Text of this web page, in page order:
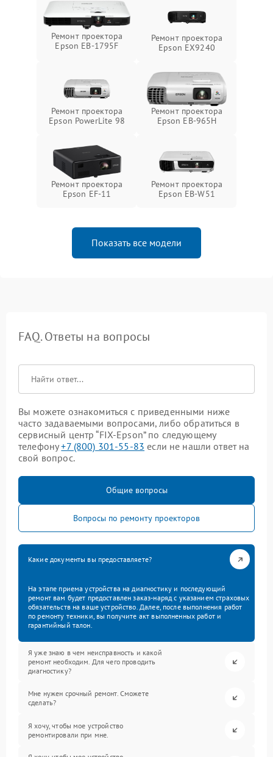
Ремонт проектора
Epson EB-1795F
Ремонт проектора
Epson EX9240
Ремонт проектора
Epson PowerLite 98
Ремонт проектора
Epson EB-965H
Ремонт проектора
Epson EF-11
Ремонт проектора
Epson EB-W51
Показать все модели
FAQ. Ответы на вопросы
Вы можете ознакомиться с приведенными ниже
часто задаваемыми вопросами, либо обратиться в
сервисный центр “FIX-Epson” по следующему
телефону+7 (800) 301-55-83 если не нашли ответ на
свой вопрос.
Общие вопросы
Вопросы по ремонту проекторов
Какие документы вы предоставляете?
На этапе приема устройства на диагностику и последующий
ремонт вам будет предоставлен заказ-наряд с указанием страховых
обязательств на ваше устройство. Далее, после выполнения работ
по ремонту техники, вы получите акт выполненных работ и
гарантийный талон.
Я уже знаю в чем неисправность и какой
ремонт необходим. Для чего проводить
диагностику?
Мне нужен срочный ремонт. Сможете
сделать?
Я хочу, чтобы мое устройство
ремонтировали при мне.